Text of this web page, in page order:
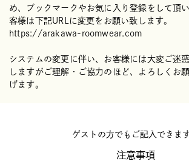
め、ブックマークやお気に入り登録をして頂
客様は下記URLに変更をお願い致します。
https://arakawa-roomwear.com
システムの変更に伴い、お客様には大変ご迷
しますがご理解・ご協力のほど、よろしくお
げます。
ゲストの方でもご記入できます
注意事項